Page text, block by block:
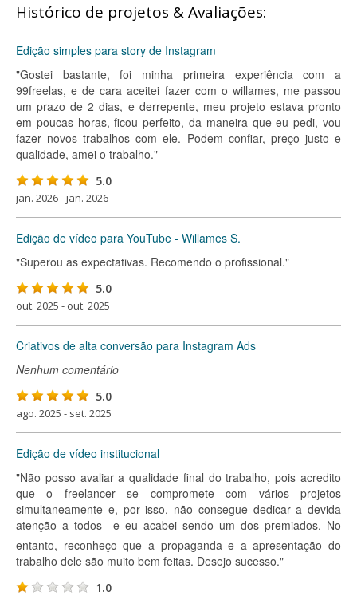
Histórico de projetos & Avaliações:
Edição simples para story de Instagram
"Gostei bastante, foi minha primeira experiência com a
99freelas, e de cara aceitei fazer com o willames, me passou
um prazo de 2 dias, e derrepente, meu projeto estava pronto
em poucas horas, ficou perfeito, da maneira que eu pedi, vou
fazer novos trabalhos com ele. Podem confiar, preço justo e
qualidade, amei o trabalho."
5.0
jan. 2026 - jan. 2026
Edição de vídeo para YouTube - Willames S.
"Superou as expectativas. Recomendo o profissional."
5.0
out. 2025 - out. 2025
Criativos de alta conversão para Instagram Ads
Nenhum comentário
5.0
ago. 2025 - set. 2025
Edição de vídeo institucional
"Não posso avaliar a qualidade final do trabalho, pois acredito
que o freelancer se compromete com vários projetos
simultaneamente e, por isso, não consegue dedicar a devida
atenção a todos  e eu acabei sendo um dos premiados. No
entanto, reconheço que a propaganda e a apresentação do
trabalho dele são muito bem feitas. Desejo sucesso."
1.0